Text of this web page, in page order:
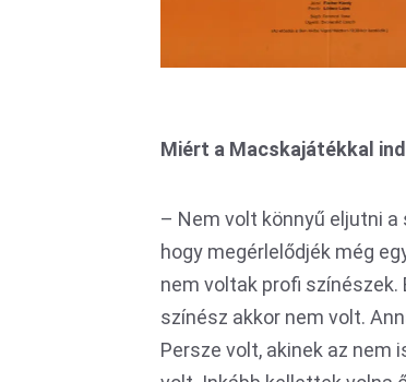
Miért a Macskajátékkal
– Nem volt könnyű eljutni
hogy megérlelődjék még
nem voltak profi
színész akkor nem volt.
Persze volt, akinek az nem